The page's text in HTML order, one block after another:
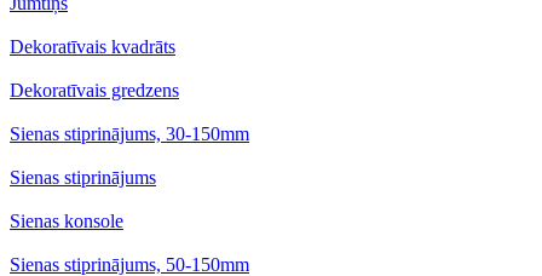
Dekoratīvais kvadrāts
Dekoratīvais gredzens
Sienas stiprinājums, 30-150mm
Sienas stiprinājums
Sienas konsole
Sienas stiprinājums, 50-150mm